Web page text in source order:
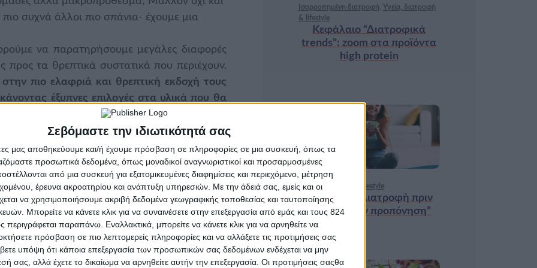
Σεβόμαστε την ιδιωτικότητά σας
μας αποθηκεύουμε και/ή έχουμε πρόσβαση σε πληροφορίες σε μια συσκευή, όπως τα
προσωπικά δεδομένα, όπως μοναδικοί αναγνωριστικοί και προσαρμοσμένες
από μια συσκευή για εξατομικευμένες διαφημίσεις και περιεχόμενο, μέτρηση
έρευνα ακροατηρίου και ανάπτυξη υπηρεσιών. Με την άδειά σας, εμείς και οι
να χρησιμοποιήσουμε ακριβή δεδομένα γεωγραφικής τοποθεσίας και ταυτοποίησης
Μπορείτε να κάνετε κλικ για να συναινέσετε στην επεξεργασία από εμάς και τους 824
παραπάνω. Εναλλακτικά, μπορείτε να κάνετε κλικ για να αρνηθείτε να
πρόσβαση σε πιο λεπτομερείς πληροφορίες και να αλλάξετε τις προτιμήσεις σας
υπόψη ότι κάποια επεξεργασία των προσωπικών σας δεδομένων ενδέχεται να μην
σας, αλλά έχετε το δικαίωμα να αρνηθείτε αυτήν την επεξεργασία. Οι προτιμήσεις σαςθα
συχνά άλλοι πιο σπάνια- έχουμε μια
να παρατηρήσουμε μεγάλες διαφορές
προς τα θρεπτικά συστατικά που περιέχουν.
πιο ελαφριά και θρεπτική εκδοχή τους
έξυπνες επιλογές στα υλικά που θα
σας και ετοιμαστείτε να δοκιμάσετε τα skills
και ισορροπημένα σπιτικά γλυκά. Τα
στον εγκέφαλό τους σε “σοκολάτα”.
γλυκά, κάτι απλό που μπορείτε να
σας μια σοκολάτα χωρίς ζάχαρη.Μια
θα ήταν να ετοιμάσετε έναν κορμό με
(ή εναλλακτικά πτι μπερ) χωρίς ζάχαρη.
Ισορροπημένη διατροφή
Υγεία, διατροφή
& lifestyle
Κεφάλαιο “Διατροφικά
trends”: zoοm στα προϊόντα
high protein
Υγεία, διατροφή & lifestyle
Κεφάλαιο “Διατροφή πριν
και μετά την προπόνηση”